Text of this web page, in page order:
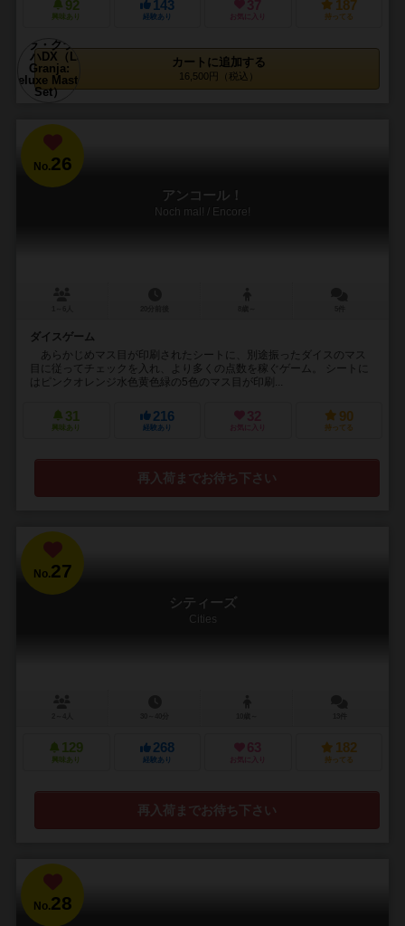
92
興味あり
143
経験あり
37
お気に入り
187
持ってる
カートに追加する
16,500円（税込）
No.26
アンコール！
Noch mal! / Encore!
ダイスゲーム
あらかじめマス目が印刷されたシートに、別途振ったダイスのマス
目に従ってチェックを入れ、より多くの点数を稼ぐゲーム。 シートに
はピンクオレンジ水色黄色緑の5色のマス目が印刷...
31
興味あり
216
経験あり
32
お気に入り
90
持ってる
再入荷までお待ち下さい
No.27
シティーズ
Cities
129
興味あり
268
経験あり
63
お気に入り
182
持ってる
再入荷までお待ち下さい
No.28